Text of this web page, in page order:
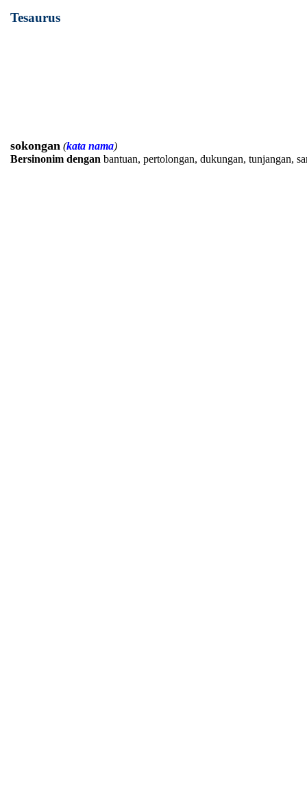
Tesaurus
sokongan (kata nama)
Bersinonim dengan bantuan, pertolongan, dukungan, tunjangan,